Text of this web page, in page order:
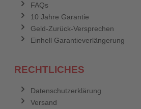
FAQs
10 Jahre Garantie
Geld-Zurück-Versprechen
Einhell Garantieverlängerung
RECHTLICHES
Datenschutzerklärung
Versand